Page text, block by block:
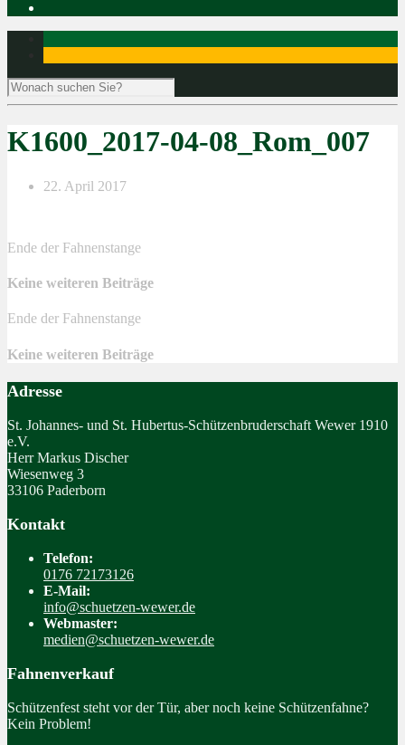
K1600_2017-04-08_Rom_007
22. April 2017
Ende der Fahnenstange
Keine weiteren Beiträge
Ende der Fahnenstange
Keine weiteren Beiträge
Adresse
St. Johannes- und St. Hubertus-Schützenbruderschaft Wewer 1910
e.V.
Herr Markus Discher
Wiesenweg 3
33106 Paderborn
Kontakt
Telefon:
0176 72173126
E-Mail:
info@schuetzen-wewer.de
Webmaster:
medien@schuetzen-wewer.de
Fahnenverkauf
Schützenfest steht vor der Tür, aber noch keine Schützenfahne?
Kein Problem!